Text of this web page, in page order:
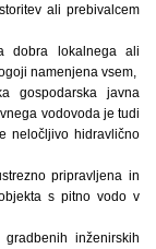
ali prebivalcem
dobra lokalnega ali
namenjena vsem,
gospodarska javna
vodovoda je tudi
neločljivo hidravlično
pripravljena in
s pitno vodo v
inženirskih